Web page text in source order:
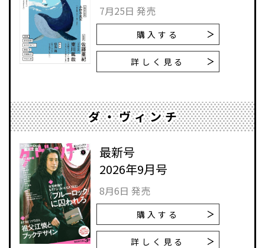
7月25日 発売
購入する
詳しく見る
ダ・ヴィンチ
最新号
2026年9月号
8月6日 発売
購入する
詳しく見る